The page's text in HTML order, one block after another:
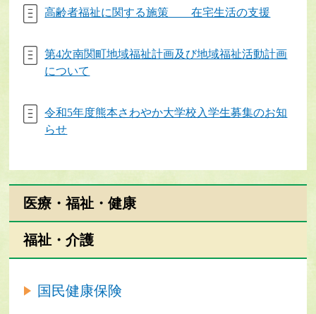
高齢者福祉に関する施策 在宅生活の支援
第4次南関町地域福祉計画及び地域福祉活動計画
について
令和5年度熊本さわやか大学校入学生募集のお知
らせ
医療・福祉・健康
福祉・介護
国民健康保険